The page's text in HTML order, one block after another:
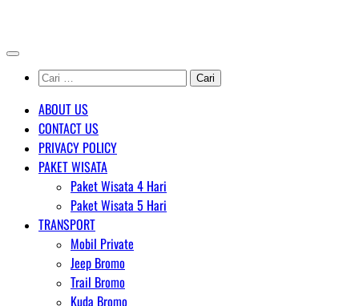
content
Cari
untuk:
ABOUT US
CONTACT US
PRIVACY POLICY
PAKET WISATA
Paket Wisata 4 Hari
Paket Wisata 5 Hari
TRANSPORT
Mobil Private
Jeep Bromo
Trail Bromo
Kuda Bromo